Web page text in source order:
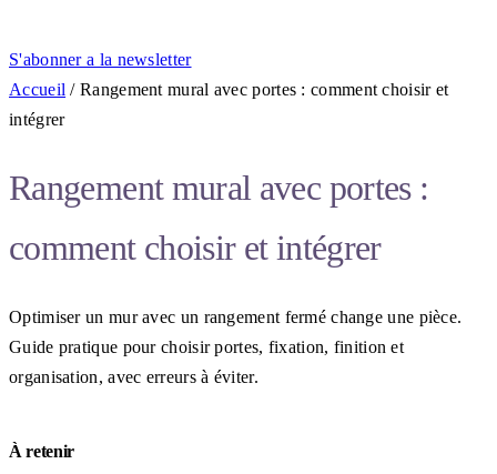
S'abonner a la newsletter
Accueil / Rangement mural avec portes : comment choisir et
intégrer
Rangement mural avec portes :
comment choisir et intégrer
Optimiser un mur avec un rangement fermé change une pièce.
Guide pratique pour choisir portes, fixation, finition et
organisation, avec erreurs à éviter.
À retenir